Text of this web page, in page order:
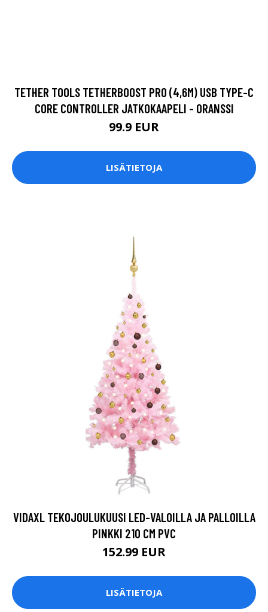
TETHER TOOLS TETHERBOOST PRO (4,6M) USB TYPE-C
CORE CONTROLLER JATKOKAAPELI - ORANSSI
99.9 EUR
LISÄTIETOJA
VIDAXL TEKOJOULUKUUSI LED-VALOILLA JA PALLOILLA
PINKKI 210 CM PVC
152.99 EUR
LISÄTIETOJA